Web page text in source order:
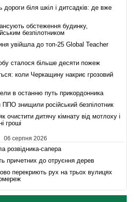
дороги біля шкіл і дитсадків: де вже
обстеження будинку,
безпілотником
увійшла до топ-25 Global Teacher
сталося більше десяти пожеж
коли Черкащину накриє грозовий
в останню путь прикордонника
знищили російський безпілотник
очистити дитячу кімнату від мотлоху і
гроші
06 серпня 2026
розвідника-сапера
причетних до отруєння дерев
перекриють рух на трьох вулицях